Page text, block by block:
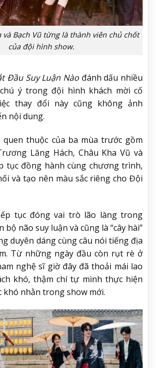
và Bạch Vũ từng là thành viên chủ chốt
của đội hình show.
Đầu Suy Luận Nàođánh dấu nhiều
ý trong đội hình khách mời cố
thay đổi này cũng không ảnh
nội dung.
quen thuộc của ba mùa trước gồm
Lăng Hách, Châu Kha Vũ và
tục đồng hành cùng chương trình,
và tạo nên màu sắc riêng cho Đội
tục đóng vai trò lão làng trong
bộ não suy luận và cũng là “cây hài”
duyên dáng cùng câu nói tiếng địa
Từ những ngày đầu còn rụt rè ở
nghệ sĩ giờ đây đã thoải mái lao
khó, thậm chí tự mình thực hiện
khó nhằn trong show mới.